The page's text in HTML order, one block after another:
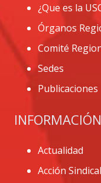
¿Que es la
Órganos
Comité
Sedes
Publicaciones
Actualidad
Acción Sindical